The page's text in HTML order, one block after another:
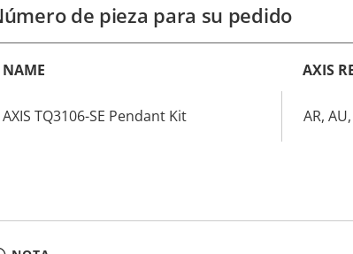
de pieza para su pedido
NAME AXIS
AXIS TQ3106-SE Pendant Kit AR,